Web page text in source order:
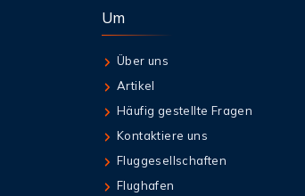
Um
Über uns
Artikel
Häufig gestellte Fragen
Kontaktiere uns
Fluggesellschaften
Flughafen